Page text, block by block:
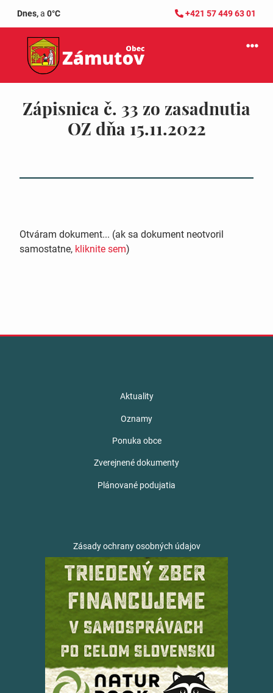
Dnes,a 0°C +421 57 449 63 01
Zápisnica č. 33 zo zasadnutia
OZ dňa 15.11.2022
Otváram dokument... (ak sa dokument neotvoril
samostatne, kliknite sem)
Aktuality
Oznamy
Ponuka obce
Zverejnené dokumenty
Plánované podujatia
Zásady ochrany osobných údajov